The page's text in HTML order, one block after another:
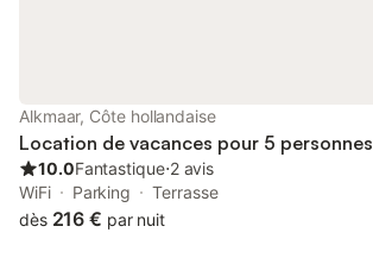
Alkmaar, Côte hollandaise
Location de vacances pour 5 personnes
10.0Fantastique⋅2 avis
WiFi
Parking
Terrasse
dès 216 € par nuit